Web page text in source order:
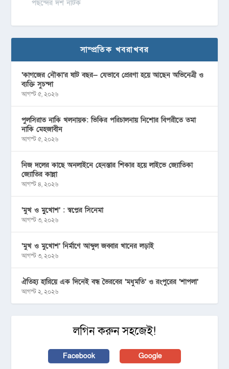
পছন্দের দশ নাটক
সাম্প্রতিক খবরাখবর
‘কাগজের নৌকা’র ষাট বছর— যেভাবে প্রেরণা হয়ে আছেন অভিনেত্রী ও
ব্যক্তি সুচন্দা
আগস্ট ৫, ২০২৬
পুলসিরাত নাকি খলনায়ক: ভিকির পরিচালনায় নিশোর বিপরীতে তমা
নাকি মেহজাবীন
আগস্ট ৫, ২০২৬
নিজ দলের কাছে অনলাইনে হেনস্তার শিকার হয়ে লাইভে জ্যোতিকা
জ্যোতির কান্না
আগস্ট ৪, ২০২৬
‘মুখ ও মু্খোশ’ : স্বপ্নের সিনেমা
আগস্ট ৩, ২০২৬
‘মুখ ও মুখোশ’ নির্মাণে আব্দুল জব্বার খানের লড়াই
আগস্ট ৩, ২০২৬
ঐতিহ্য হারিয়ে এক দিনেই বন্ধ ভৈরবের ‘মধুমতি’ ও রংপুরের ‘শাপলা’
আগস্ট ২, ২০২৬
লগিন করুন সহজেই!
Facebook Google